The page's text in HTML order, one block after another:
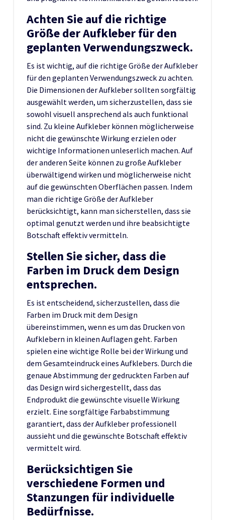
Achten Sie auf die richtige
Größe der Aufkleber für den
geplanten Verwendungszweck.
Es ist wichtig, auf die richtige Größe der Aufkleber
für den geplanten Verwendungszweck zu achten.
Die Dimensionen der Aufkleber sollten sorgfältig
ausgewählt werden, um sicherzustellen, dass sie
sowohl visuell ansprechend als auch funktional
sind. Zu kleine Aufkleber können möglicherweise
nicht die gewünschte Wirkung erzielen oder
wichtige Informationen unleserlich machen. Auf
der anderen Seite können zu große Aufkleber
überwältigend wirken und möglicherweise nicht
auf die gewünschten Oberflächen passen. Indem
man die richtige Größe der Aufkleber
berücksichtigt, kann man sicherstellen, dass sie
optimal genutzt werden und ihre beabsichtigte
Botschaft effektiv vermitteln.
Stellen Sie sicher, dass die
Farben im Druck dem Design
entsprechen.
Es ist entscheidend, sicherzustellen, dass die
Farben im Druck mit dem Design
übereinstimmen, wenn es um das Drucken von
Aufklebern in kleinen Auflagen geht. Farben
spielen eine wichtige Rolle bei der Wirkung und
dem Gesamteindruck eines Aufklebers. Durch die
genaue Abstimmung der gedruckten Farben auf
das Design wird sichergestellt, dass das
Endprodukt die gewünschte visuelle Wirkung
erzielt. Eine sorgfältige Farbabstimmung
garantiert, dass der Aufkleber professionell
aussieht und die gewünschte Botschaft effektiv
vermittelt wird.
Berücksichtigen Sie
verschiedene Formen und
Stanzungen für individuelle
Bedürfnisse.